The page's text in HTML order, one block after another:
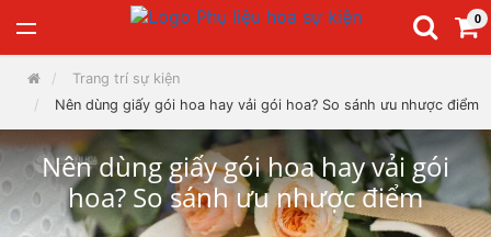
0
Trang trí sự kiện
Nên dùng giấy gói hoa hay vải gói hoa? So sánh ưu nhược điểm
Nên dùng giấy gói hoa hay vải gói
hoa? So sánh ưu nhược điểm